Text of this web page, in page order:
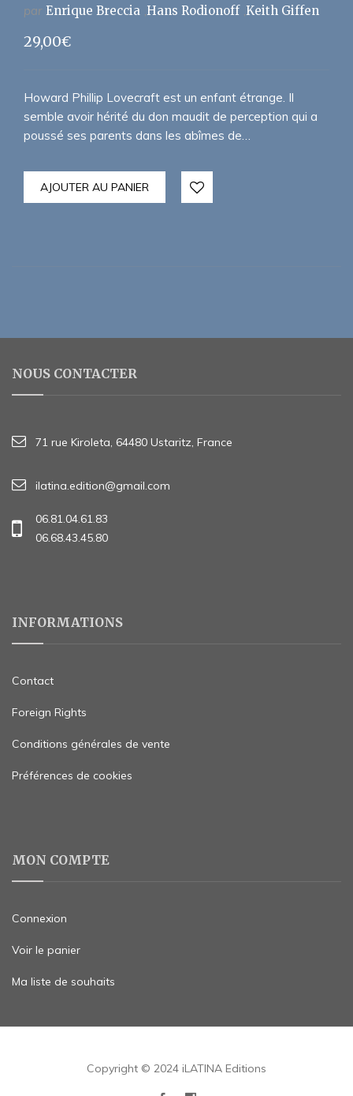
par Enrique Breccia Hans Rodionoff Keith Giffen
29,00€
Howard Phillip Lovecraft est un enfant étrange. Il
semble avoir hérité du don maudit de perception qui a
poussé ses parents dans les abîmes de…
AJOUTER AU PANIER
NOUS CONTACTER
71 rue Kiroleta, 64480 Ustaritz, France
ilatina.edition@gmail.com
06.81.04.61.83
06.68.43.45.80
INFORMATIONS
Contact
Foreign Rights
Conditions générales de vente
Préférences de cookies
MON COMPTE
Connexion
Voir le panier
Ma liste de souhaits
Copyright © 2024 iLATINA Editions